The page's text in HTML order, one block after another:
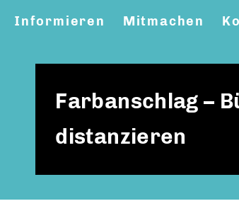
Informieren Mitmachen
Farbanschlag –
distanzieren